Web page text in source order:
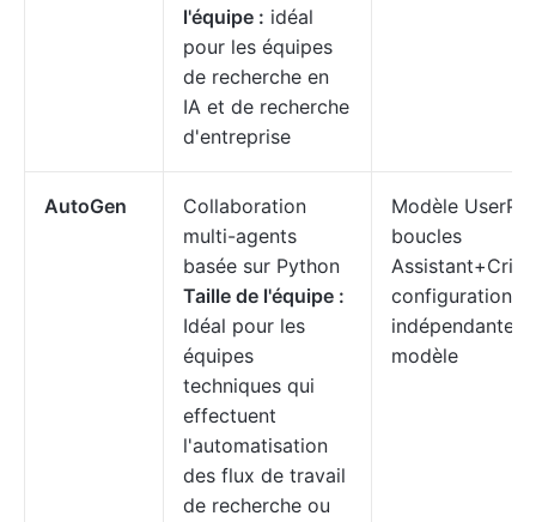
l'équipe : idéal
pour les équipes
de recherche en
IA et de recherche
d'entreprise
AutoGen
Collaboration
multi-agents
basée sur Python
Taille de l'équipe :
Idéal pour les
équipes
techniques qui
effectuent
l'automatisation
des flux de travail
de recherche ou
Modèle
boucles
configuration
indépendante
modèle